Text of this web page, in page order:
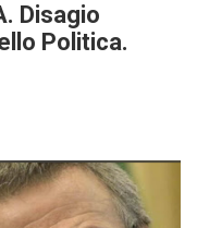
Disagio
Politica.